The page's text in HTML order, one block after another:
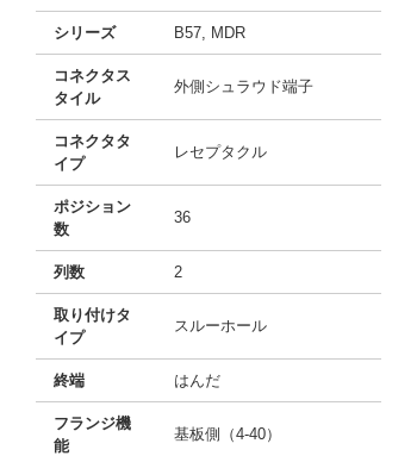
シリーズ B57, MDR
コネクタス
タイル
外側シュラウド端子
コネクタタ
イプ
レセプタクル
ポジション
数
36
列数 2
取り付けタ
イプ
スルーホール
終端 はんだ
フランジ機
能
基板側（4-40）